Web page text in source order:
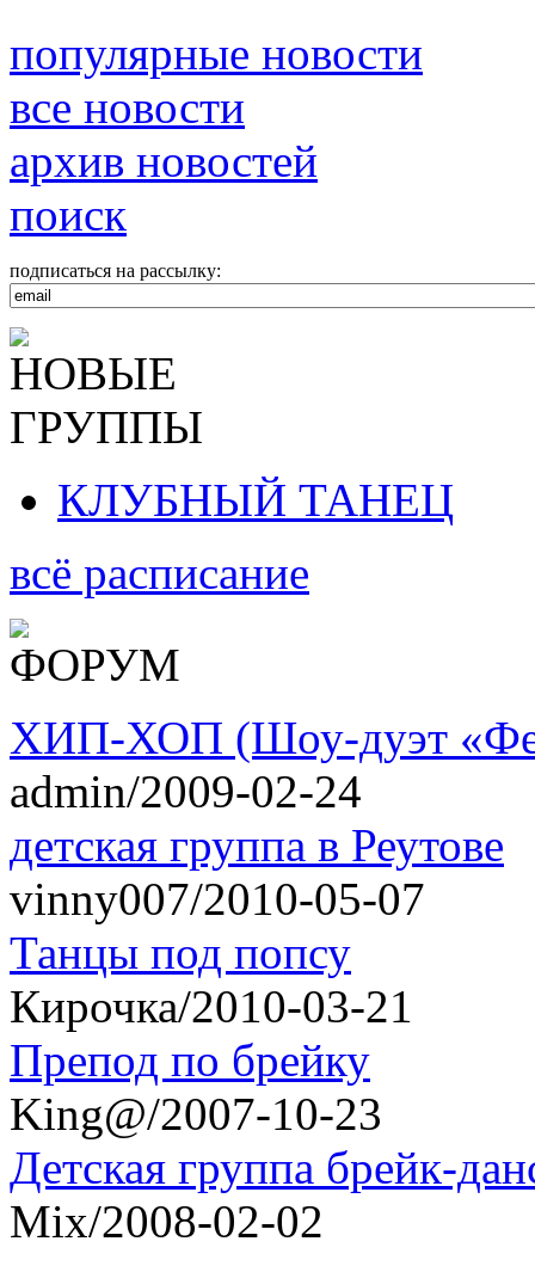
популярные новости
все новости
архив новостей
поиск
подписаться на рассылку:
КЛУБНЫЙ ТАНЕЦ
всё расписание
ХИП-ХОП (Шоу-дуэт
admin/2009-02-24
детская группа в Реутове
vinny007/2010-05-07
Танцы под попсу
Кирочка/2010-03-21
Препод по брейку
King@/2007-10-23
Детская группа брейк-
Mix/2008-02-02